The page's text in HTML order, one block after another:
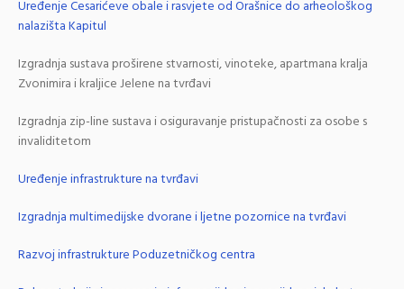
Uređenje Cesarićeve obale i rasvjete od Orašnice do arheološkog
nalazišta Kapitul
Izgradnja sustava proširene stvarnosti, vinoteke, apartmana kralja
Zvonimira i kraljice Jelene na tvrđavi
Izgradnja zip-line sustava i osiguravanje pristupačnosti za osobe s
invaliditetom
Uređenje infrastrukture na tvrđavi
Izgradnja multimedijske dvorane i ljetne pozornice na tvrđavi
Razvoj infrastrukture Poduzetničkog centra